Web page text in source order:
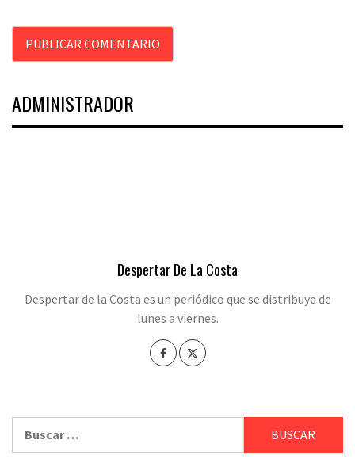
ADMINISTRADOR
Despertar De La Costa
Despertar de la Costa es un periódico que se distribuye de
lunes a viernes.